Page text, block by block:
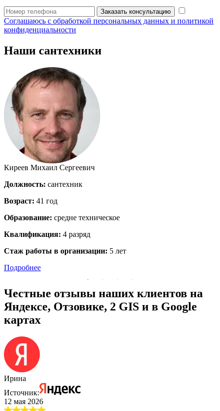
Заказать консультацию
Соглашаюсь с обработкой персональных данных и политикой
конфиденциальности
Наши сантехники
Киреев Михаил Сергеевич
Должность: сантехник
Возраст: 41 год
Образование: средне техническое
Квалификация: 4 разряд
Стаж работы в организации: 5 лет
Подробнее
Честные отзывы наших клиентов на
Яндексе, Отзовике, 2 GIS и в Google
картах
Ирина
Источник:
12 мая 2026